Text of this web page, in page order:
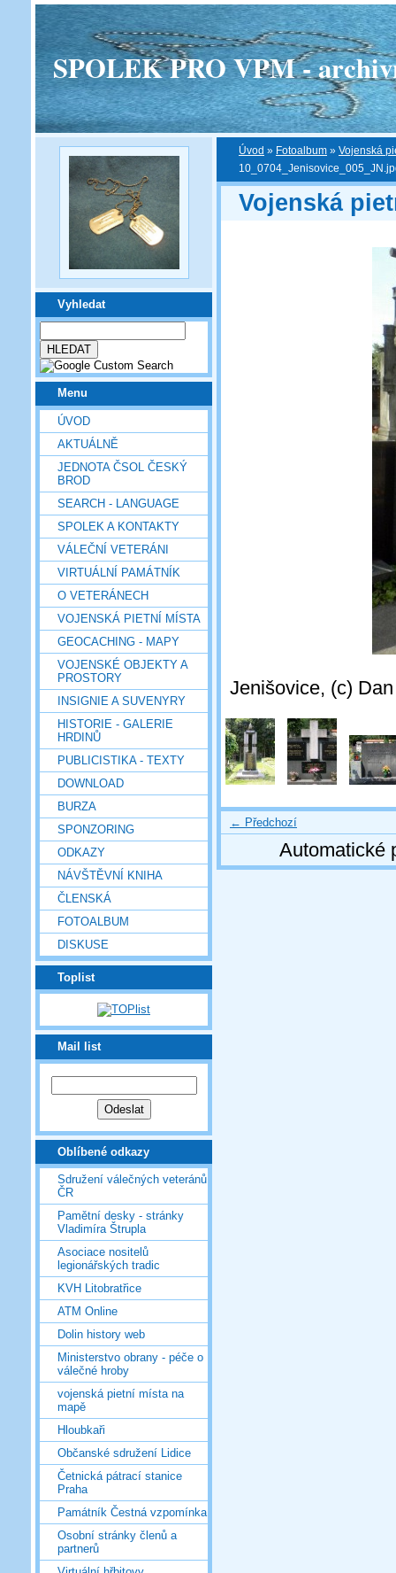
SPOLEK PRO VPM -
Vyhledat
Menu
ÚVOD
AKTUÁLNĚ
JEDNOTA ČSOL ČESKÝ
BROD
SEARCH - LANGUAGE
SPOLEK A KONTAKTY
VÁLEČNÍ VETERÁNI
VIRTUÁLNÍ PAMÁTNÍK
O VETERÁNECH
VOJENSKÁ PIETNÍ MÍSTA
GEOCACHING - MAPY
VOJENSKÉ OBJEKTY A
PROSTORY
INSIGNIE A SUVENYRY
HISTORIE - GALERIE
HRDINŮ
PUBLICISTIKA - TEXTY
DOWNLOAD
BURZA
SPONZORING
ODKAZY
NÁVŠTĚVNÍ KNIHA
ČLENSKÁ
FOTOALBUM
DISKUSE
Toplist
Mail list
Oblíbené odkazy
Sdružení válečných veteránů
ČR
Pamětní desky - stránky
Vladimíra Štrupla
Asociace nositelů
legionářských tradic
KVH Litobratřice
ATM Online
Dolin history web
Ministerstvo obrany - péče o
válečné hroby
vojenská pietní místa na
mapě
Hloubkaři
Občanské sdružení Lidice
Četnická pátrací stanice
Praha
Památník Čestná vzpomínka
Osobní stránky členů a
partnerů
Úvod » Fotoalbum » Vojenská
Vojenská
Jenišovice, (c)
← Předchozí
Automatické